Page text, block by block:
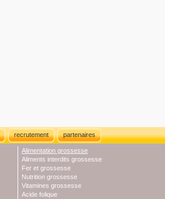
recrutement partenaires
Alimentation grossesse
Aliments interdits grossesse
Fer et grossesse
Nutrition grossesse
Vitamines grossesse
Acide folique